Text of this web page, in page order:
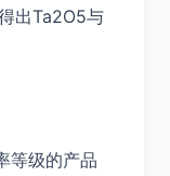
出Ta2O5与
等级的产品